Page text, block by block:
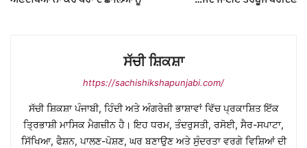
ਸੱਚੀ ਸ਼ਿਕਸ਼ਾ
https://sachishikshapunjabi.com/
ਸੱਚੀ ਸ਼ਿਕਸ਼ਾ ਪੰਜਾਬੀ, ਹਿੰਦੀ ਅਤੇ ਅੰਗਰੇਜ਼ੀ ਭਾਸ਼ਾਵਾਂ ਵਿੱਚ ਪ੍ਰਕਾਸ਼ਿਤ ਇੱਕ
ਤ੍ਰਿਭਾਸ਼ੀ ਮਾਸਿਕ ਮੈਗਜ਼ੀਨ ਹੈ। ਇਹ ਧਰਮ, ਤੰਦਰੁਸਤੀ, ਰਸੋਈ, ਸੈਰ-ਸਪਾਟਾ,
ਸਿੱਖਿਆ, ਫੈਸ਼ਨ, ਪਾਲਣ-ਪੋਸ਼ਣ, ਘਰ ਬਣਾਉਣ ਅਤੇ ਸੁੰਦਰਤਾ ਵਰਗੇ ਵਿਸ਼ਿਆਂ ਦੀ